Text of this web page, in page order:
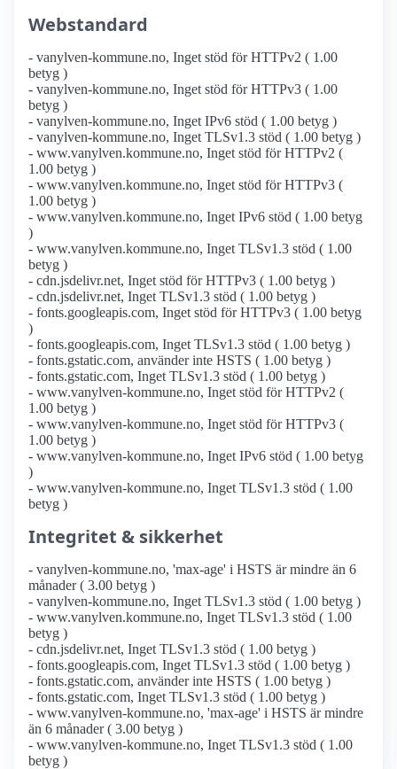
Webstandard
- vanylven-kommune.no, Inget stöd för HTTPv2 ( 1.00
betyg )
- vanylven-kommune.no, Inget stöd för HTTPv3 ( 1.00
betyg )
- vanylven-kommune.no, Inget IPv6 stöd ( 1.00 betyg )
- vanylven-kommune.no, Inget TLSv1.3 stöd ( 1.00 betyg )
- www.vanylven.kommune.no, Inget stöd för HTTPv2 (
1.00 betyg )
- www.vanylven.kommune.no, Inget stöd för HTTPv3 (
1.00 betyg )
- www.vanylven.kommune.no, Inget IPv6 stöd ( 1.00 betyg
)
- www.vanylven.kommune.no, Inget TLSv1.3 stöd ( 1.00
betyg )
- cdn.jsdelivr.net, Inget stöd för HTTPv3 ( 1.00 betyg )
- cdn.jsdelivr.net, Inget TLSv1.3 stöd ( 1.00 betyg )
- fonts.googleapis.com, Inget stöd för HTTPv3 ( 1.00 betyg
)
- fonts.googleapis.com, Inget TLSv1.3 stöd ( 1.00 betyg )
- fonts.gstatic.com, använder inte HSTS ( 1.00 betyg )
- fonts.gstatic.com, Inget TLSv1.3 stöd ( 1.00 betyg )
- www.vanylven-kommune.no, Inget stöd för HTTPv2 (
1.00 betyg )
- www.vanylven-kommune.no, Inget stöd för HTTPv3 (
1.00 betyg )
- www.vanylven-kommune.no, Inget IPv6 stöd ( 1.00 betyg
)
- www.vanylven-kommune.no, Inget TLSv1.3 stöd ( 1.00
betyg )
Integritet & sikkerhet
- vanylven-kommune.no, 'max-age' i HSTS är mindre än 6
månader ( 3.00 betyg )
- vanylven-kommune.no, Inget TLSv1.3 stöd ( 1.00 betyg )
- www.vanylven.kommune.no, Inget TLSv1.3 stöd ( 1.00
betyg )
- cdn.jsdelivr.net, Inget TLSv1.3 stöd ( 1.00 betyg )
- fonts.googleapis.com, Inget TLSv1.3 stöd ( 1.00 betyg )
- fonts.gstatic.com, använder inte HSTS ( 1.00 betyg )
- fonts.gstatic.com, Inget TLSv1.3 stöd ( 1.00 betyg )
- www.vanylven-kommune.no, 'max-age' i HSTS är mindre
än 6 månader ( 3.00 betyg )
- www.vanylven-kommune.no, Inget TLSv1.3 stöd ( 1.00
betyg )